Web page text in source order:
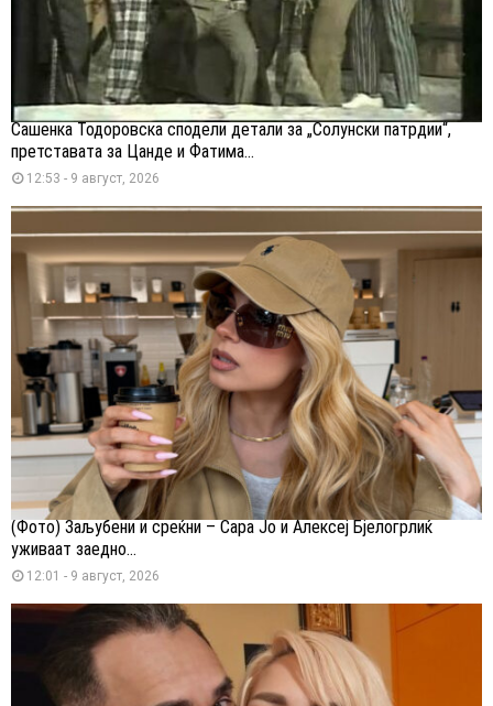
Сашенка Тодоровска сподели детали за „Солунски патрдии“,
претставата за Цанде и Фатима...
12:53 - 9 август, 2026
(Фото) Заљубени и среќни – Сара Јо и Алексеј Бјелогрлиќ
уживаат заедно...
12:01 - 9 август, 2026